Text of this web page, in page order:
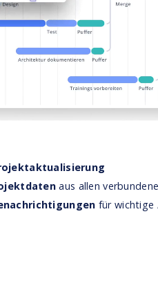
aus allen
für wichtige